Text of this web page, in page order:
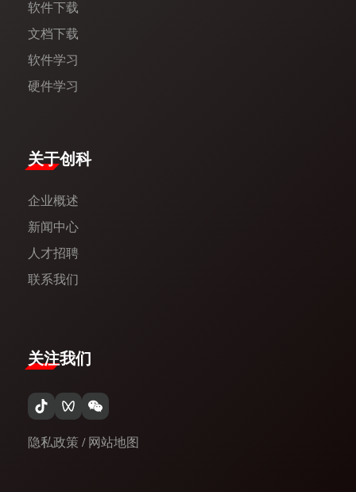
软件下载
文档下载
软件学习
硬件学习
​关于创科​
企业概述
新闻中心​
人才招聘
联系我们
关注我们
隐私政策 / 网站地图